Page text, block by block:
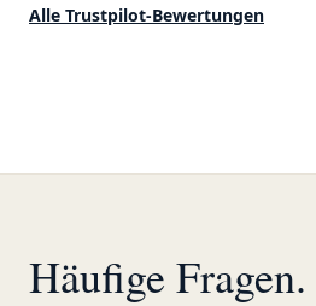
ordentlich gelagert, ich hatte nur
Alle Trustpilot-Bewertungen
Häufige Fragen.